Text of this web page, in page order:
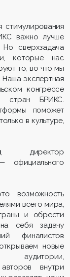
важно лучше
Но сверхзадача
которые нас
то, во что мы
экспертная
конгрессе
стран БРИКС.
поможет
в культуре,
, директор
официального
возможность
всего мира,
и обрести
себя задачу
финалистов
новые
внутри